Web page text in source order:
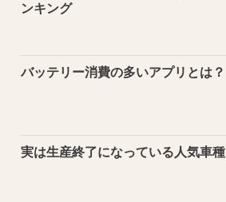
ンキング
バッテリー消費の多いアプリとは？
実は生産終了になっている人気車種